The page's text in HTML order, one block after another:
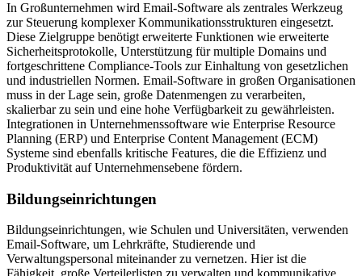
In Großunternehmen wird Email-Software als zentrales Werkzeug
zur Steuerung komplexer Kommunikationsstrukturen eingesetzt.
Diese Zielgruppe benötigt erweiterte Funktionen wie erweiterte
Sicherheitsprotokolle, Unterstützung für multiple Domains und
fortgeschrittene Compliance-Tools zur Einhaltung von gesetzlichen
und industriellen Normen. Email-Software in großen Organisationen
muss in der Lage sein, große Datenmengen zu verarbeiten,
skalierbar zu sein und eine hohe Verfügbarkeit zu gewährleisten.
Integrationen in Unternehmenssoftware wie Enterprise Resource
Planning (ERP) und Enterprise Content Management (ECM)
Systeme sind ebenfalls kritische Features, die die Effizienz und
Produktivität auf Unternehmensebene fördern.
Bildungseinrichtungen
Bildungseinrichtungen, wie Schulen und Universitäten, verwenden
Email-Software, um Lehrkräfte, Studierende und
Verwaltungspersonal miteinander zu vernetzen. Hier ist die